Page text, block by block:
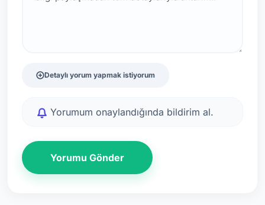
Detaylı yorum yapmak istiyorum
Yorumum onaylandığında bildirim al.
Yorumu Gönder